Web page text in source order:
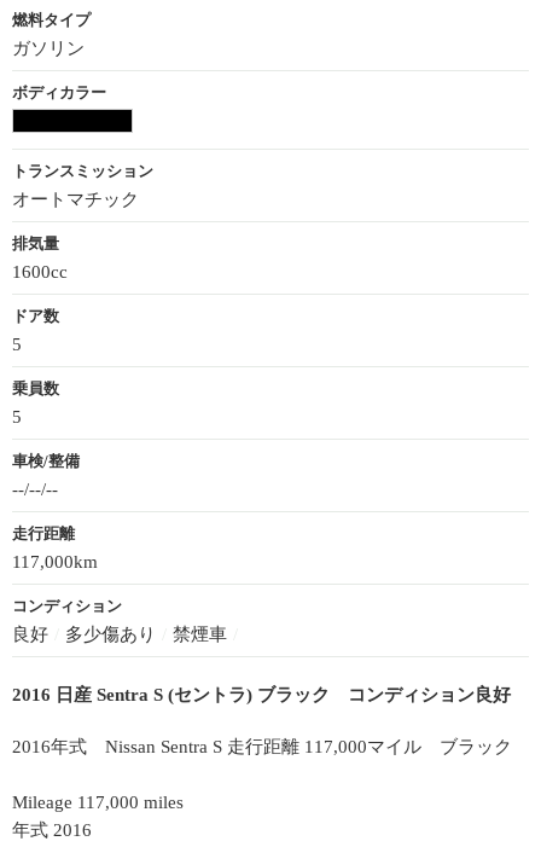
燃料タイプ
ガソリン
ボディカラー
トランスミッション
オートマチック
排気量
1600cc
ドア数
5
乗員数
5
車検/整備
--/--/--
走行距離
117,000km
コンディション
良好 多少傷あり 禁煙車
2016 日産 Sentra S (セントラ) ブラック コンディション良好
2016年式 Nissan Sentra S 走行距離 117,000マイル ブラック
Mileage 117,000 miles
年式 2016